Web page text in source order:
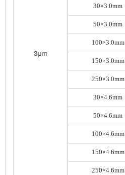
3μm
30×3.0mm
50×3.0mm
100×3.0mm
150×3.0mm
250×3.0mm
30×4.6mm
50×4.6mm
100×4.6mm
150×4.6mm
250×4.6mm